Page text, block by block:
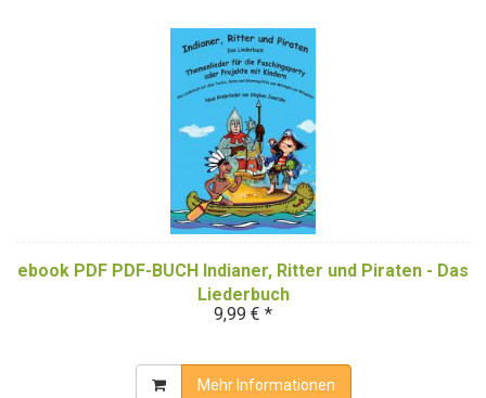
ebook PDF PDF-BUCH Indianer, Ritter und Piraten - Das
Liederbuch
9,99 € *
Mehr Informationen